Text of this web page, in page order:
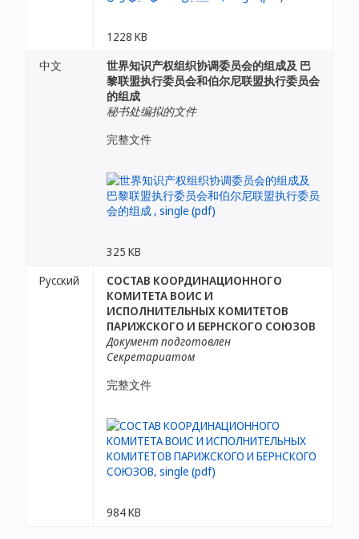
1228 KB
中文
世界知识产权组织协调委员会的组成及 巴
黎联盟执行委员会和伯尔尼联盟执行委员会
的组成
秘书处编拟的文件
完整文件
325 KB
Русский
СОСТАВ КООРДИНАЦИОННОГО
КОМИТЕТА ВОИС И
ИСПОЛНИТЕЛЬНЫХ КОМИТЕТОВ
ПАРИЖСКОГО И БЕРНСКОГО СОЮЗОВ
Документ подготовлен
Секретариатом
完整文件
984 KB